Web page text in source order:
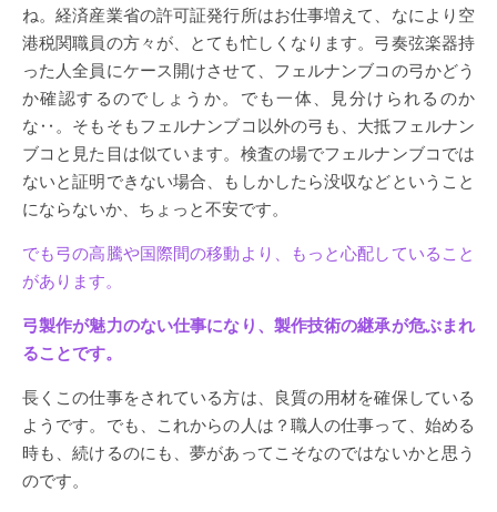
ね。経済産業省の許可証発行所はお仕事増えて、なにより空
港税関職員の方々が、とても忙しくなります。弓奏弦楽器持
った人全員にケース開けさせて、フェルナンブコの弓かどう
か確認するのでしょうか。でも一体、見分けられるのか
な‥。そもそもフェルナンブコ以外の弓も、大抵フェルナン
ブコと見た目は似ています。検査の場でフェルナンブコでは
ないと証明できない場合、もしかしたら没収などということ
にならないか、ちょっと不安です。
でも弓の高騰や国際間の移動より、もっと心配していること
があります。
弓製作が魅力のない仕事になり、製作技術の継承が危ぶまれ
ることです。
長くこの仕事をされている方は、良質の用材を確保している
ようです。でも、これからの人は？職人の仕事って、始める
時も、続けるのにも、夢があってこそなのではないかと思う
のです。